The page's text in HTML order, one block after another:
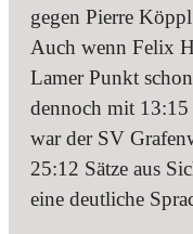
gegen Pierre
Auch wenn Felix
Lamer Punkt
dennoch mit 13:15
war der SV
25:12 Sätze aus
eine deutliche